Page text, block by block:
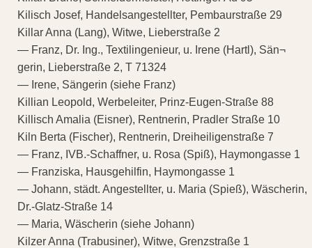
Kilisch Josef, Handelsangestellter, Pembaurstraße 29
Killar Anna (Lang), Witwe, Lieberstraße 2
— Franz, Dr. Ing., Textilingenieur, u. Irene (Hartl), Sän¬
gerin, Lieberstraße 2, T 71324
— Irene, Sängerin (siehe Franz)
Killian Leopold, Werbeleiter, Prinz-Eugen-Straße 88
Killisch Amalia (Eisner), Rentnerin, Pradler Straße 10
Kiln Berta (Fischer), Rentnerin, Dreiheiligenstraße 7
— Franz, IVB.-Schaffner, u. Rosa (Spiß), Haymongasse 1
— Franziska, Hausgehilfin, Haymongasse 1
— Johann, städt. Angestellter, u. Maria (Spieß), Wäscherin,
Dr.-Glatz-Straße 14
— Maria, Wäscherin (siehe Johann)
Kilzer Anna (Trabusiner), Witwe, Grenzstraße 1